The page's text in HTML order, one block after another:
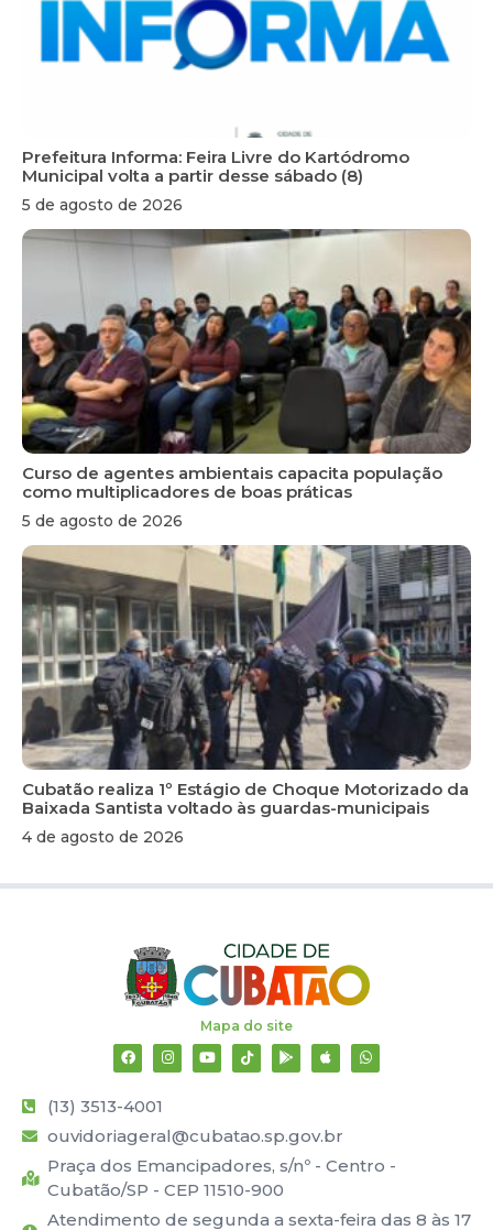
Prefeitura Informa: Feira Livre do Kartódromo
Municipal volta a partir desse sábado (8)
5 de agosto de 2026
Curso de agentes ambientais capacita população
como multiplicadores de boas práticas
5 de agosto de 2026
Cubatão realiza 1º Estágio de Choque Motorizado da
Baixada Santista voltado às guardas-municipais
4 de agosto de 2026
Mapa do site
(13) 3513-4001
ouvidoriageral@cubatao.sp.gov.br
Praça dos Emancipadores, s/nº - Centro -
Cubatão/SP - CEP 11510-900
Atendimento de segunda a sexta-feira das 8 às 17